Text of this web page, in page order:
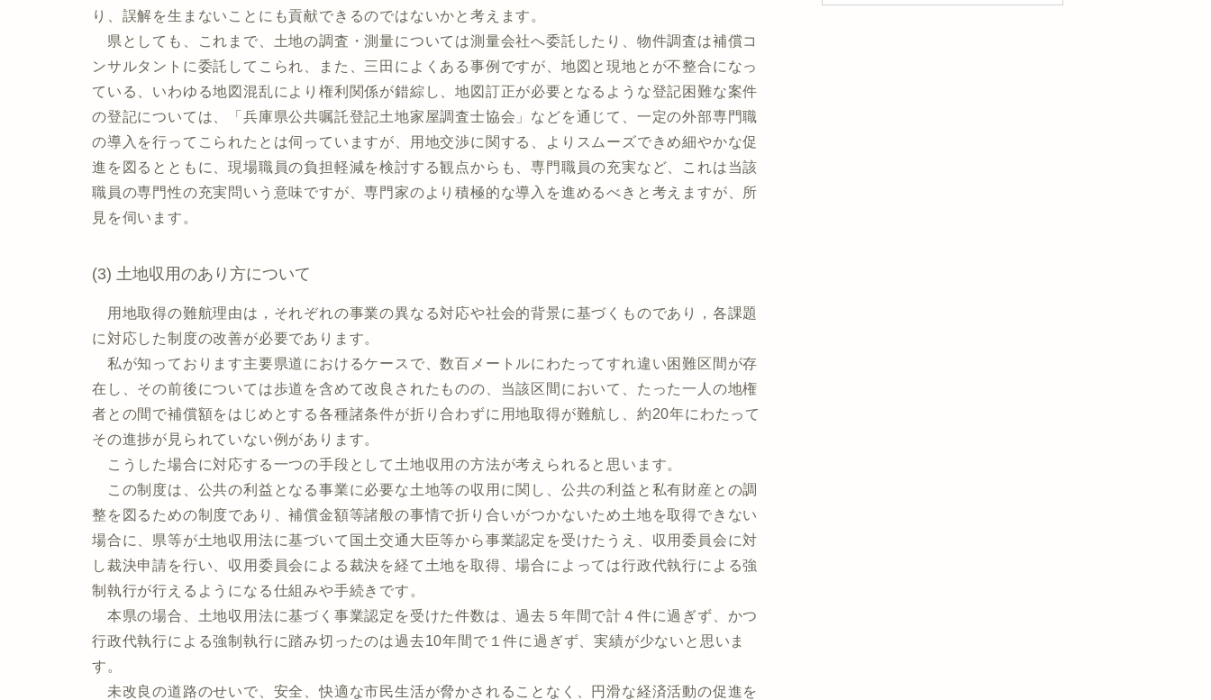
り、誤解を生まないことにも貢献できるのではないかと考えます。
県としても、これまで、土地の調査・測量については測量会社へ委託したり、物件調査は補償コ
ンサルタントに委託してこられ、また、三田によくある事例ですが、地図と現地とが不整合になっ
ている、いわゆる地図混乱により権利関係が錯綜し、地図訂正が必要となるような登記困難な案件
の登記については、「兵庫県公共嘱託登記土地家屋調査士協会」などを通じて、一定の外部専門職
の導入を行ってこられたとは伺っていますが、用地交渉に関する、よりスムーズできめ細やかな促
進を図るとともに、現場職員の負担軽減を検討する観点からも、専門職員の充実など、これは当該
職員の専門性の充実問いう意味ですが、専門家のより積極的な導入を進めるべきと考えますが、所
見を伺います。
(3) 土地収用のあり方について
用地取得の難航理由は，それぞれの事業の異なる対応や社会的背景に基づくものであり，各課題
に対応した制度の改善が必要であります。
私が知っております主要県道におけるケースで、数百メートルにわたってすれ違い困難区間が存
在し、その前後については歩道を含めて改良されたものの、当該区間において、たった一人の地権
者との間で補償額をはじめとする各種諸条件が折り合わずに用地取得が難航し、約20年にわたって
その進捗が見られていない例があります。
こうした場合に対応する一つの手段として土地収用の方法が考えられると思います。
この制度は、公共の利益となる事業に必要な土地等の収用に関し、公共の利益と私有財産との調
整を図るための制度であり、補償金額等諸般の事情で折り合いがつかないため土地を取得できない
場合に、県等が土地収用法に基づいて国土交通大臣等から事業認定を受けたうえ、収用委員会に対
し裁決申請を行い、収用委員会による裁決を経て土地を取得、場合によっては行政代執行による強
制執行が行えるようになる仕組みや手続きです。
本県の場合、土地収用法に基づく事業認定を受けた件数は、過去５年間で計４件に過ぎず、かつ
行政代執行による強制執行に踏み切ったのは過去10年間で１件に過ぎず、実績が少ないと思いま
す。
未改良の道路のせいで、安全、快適な市民生活が脅かされることなく、円滑な経済活動の促進を